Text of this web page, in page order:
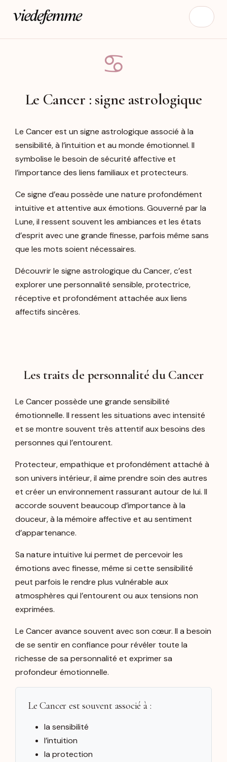
♋︎
Le Cancer : signe astrologique
Le Cancer est un signe astrologique associé à la
sensibilité, à l’intuition et au monde émotionnel. Il
symbolise le besoin de sécurité affective et
l’importance des liens familiaux et protecteurs.
Ce signe d’eau possède une nature profondément
intuitive et attentive aux émotions. Gouverné par la
Lune, il ressent souvent les ambiances et les états
d’esprit avec une grande finesse, parfois même sans
que les mots soient nécessaires.
Découvrir le signe astrologique du Cancer, c’est
explorer une personnalité sensible, protectrice,
réceptive et profondément attachée aux liens
affectifs sincères.
Les traits de personnalité du Cancer
Le Cancer possède une grande sensibilité
émotionnelle. Il ressent les situations avec intensité
et se montre souvent très attentif aux besoins des
personnes qui l’entourent.
Protecteur, empathique et profondément attaché à
son univers intérieur, il aime prendre soin des autres
et créer un environnement rassurant autour de lui. Il
accorde souvent beaucoup d’importance à la
douceur, à la mémoire affective et au sentiment
d’appartenance.
Sa nature intuitive lui permet de percevoir les
émotions avec finesse, même si cette sensibilité
peut parfois le rendre plus vulnérable aux
atmosphères qui l’entourent ou aux tensions non
exprimées.
Le Cancer avance souvent avec son cœur. Il a besoin
de se sentir en confiance pour révéler toute la
richesse de sa personnalité et exprimer sa
profondeur émotionnelle.
Le Cancer est souvent associé à :
la sensibilité
l’intuition
la protection